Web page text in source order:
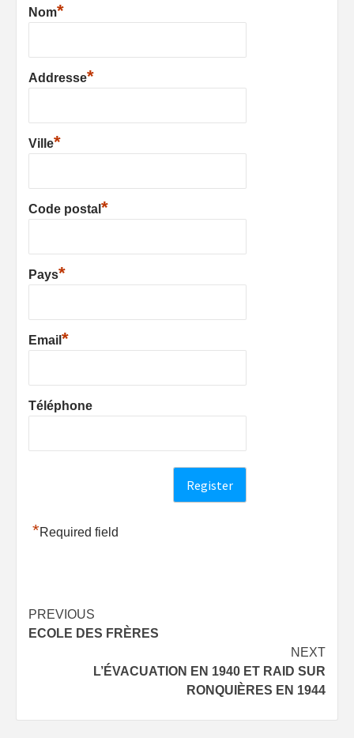
Nom*
Addresse*
Ville*
Code postal *
Pays*
Email *
Téléphone
*Required field
Post
navigation
PREVIOUS
ECOLE DES FRÈRES
NEXT
L’ÉVACUATION EN 1940 ET RAID SUR
RONQUIÈRES EN 1944